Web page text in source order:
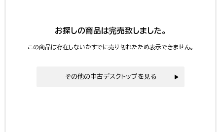
お探しの商品は完売致しました。
この商品は存在しないかすでに売り切れたため表示できません。
その他の中古デスクトップを見る